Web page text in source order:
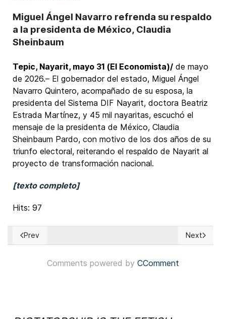
Miguel Ángel Navarro refrenda su respaldo
a la presidenta de México, Claudia
Sheinbaum
Tepic, Nayarit, mayo 31 (El Economista)/ de mayo
de 2026.– El gobernador del estado, Miguel Ángel
Navarro Quintero, acompañado de su esposa, la
presidenta del Sistema DIF Nayarit, doctora Beatriz
Estrada Martínez, y 45 mil nayaritas, escuchó el
mensaje de la presidenta de México, Claudia
Sheinbaum Pardo, con motivo de los dos años de su
triunfo electoral, reiterando el respaldo de Nayarit al
proyecto de transformación nacional.
[texto completo]
Hits: 97
Previous article: El Salvador: Presidente Nayib Bukele,
Prev Next
Next
Comments powered by CComment